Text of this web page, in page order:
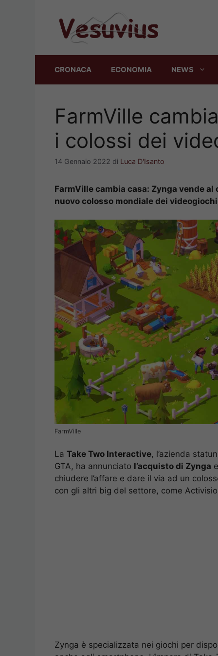
CRONACA ECONOMIA NEWS
FarmVille
i colossi dei
14 Gennaio 2022 di Luca D'Isanto
FarmVille cambia casa: Zynga vende
nuovo colosso mondiale dei
FarmVille
La Take Two Interactive, l’azienda
GTA, ha annunciato l’acquisto di Zynga
chiudere l’affare e dare il via ad un
con gli altri big del settore, come
Zynga è specializzata nei giochi per